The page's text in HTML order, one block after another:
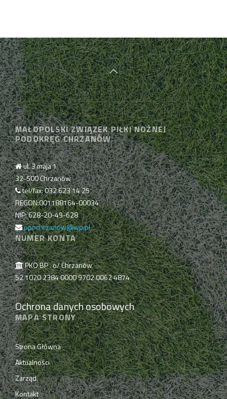
MAŁOPOLSKI ZWIĄZEK PIŁKI NOŻNEJ
PODOKRĘG CHRZANÓW
ul. 3 maja 1
32-500 Chrzanów
tel/fax: 032 623 14 25
REGON:001188164-00034
NIP: 628-20-49-628
ppnchrzanow@wp.pl
NUMER KONTA
PKO BP . o/ Chrzanów
52 1020 2384 0000 9702 0062 4874
Ochrona danych osobowych
MAPA STRONY
Strona Główna
Aktualności
Zarząd
Kontakt